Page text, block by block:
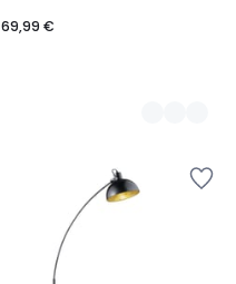
69,99 €